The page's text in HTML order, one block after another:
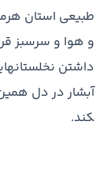
طبیعی استان
و هوا و سرسبز
داشتن
کند.